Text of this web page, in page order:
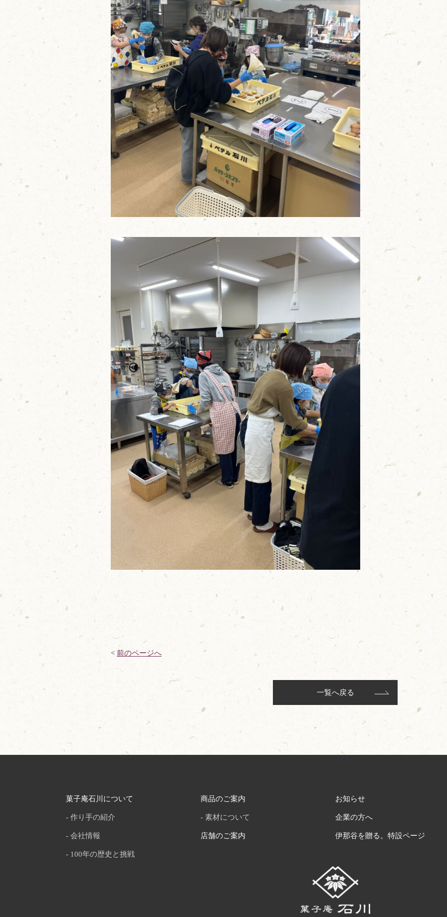
< 前のページへ
一覧へ戻る
菓子庵石川について
作り手の紹介
会社情報
100年の歴史と挑戦
商品のご案内
素材について
店舗のご案内
お知らせ
企業の方へ
伊那谷を贈る。特設ページ